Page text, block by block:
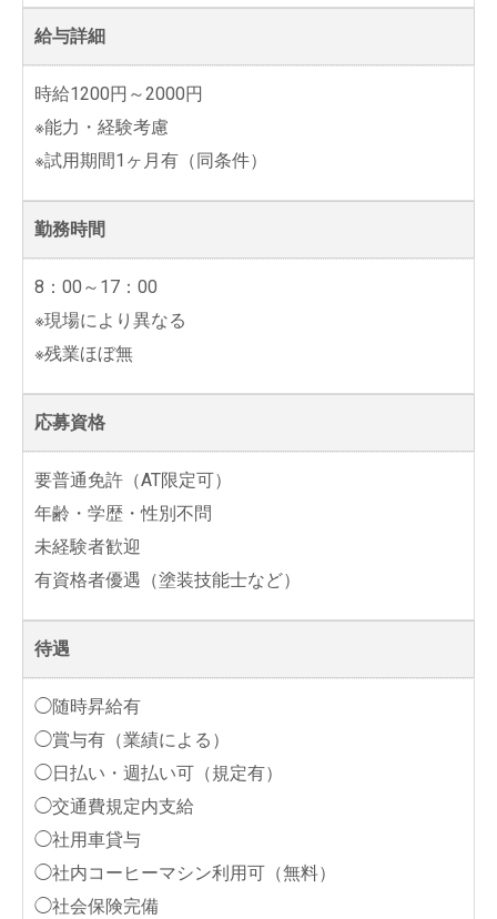
給与詳細
時給1200円～2000円
※能力・経験考慮
※試用期間1ヶ月有（同条件）
勤務時間
8：00～17：00
※現場により異なる
※残業ほぼ無
応募資格
要普通免許（AT限定可）
年齢・学歴・性別不問
未経験者歓迎
有資格者優遇（塗装技能士など）
待遇
◯随時昇給有
◯賞与有（業績による）
◯日払い・週払い可（規定有）
◯交通費規定内支給
◯社用車貸与
◯社内コーヒーマシン利用可（無料）
◯社会保険完備